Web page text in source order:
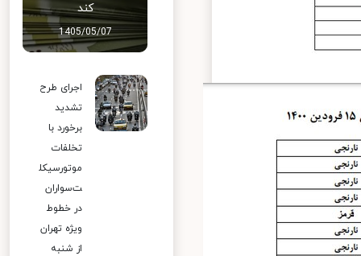
کند
1405/05/07
اجرای طرح
تشدید
برخورد با
تخلفات
موتورسیکل
ت‌سواران
در خطوط
ویژه تهران
از شنبه